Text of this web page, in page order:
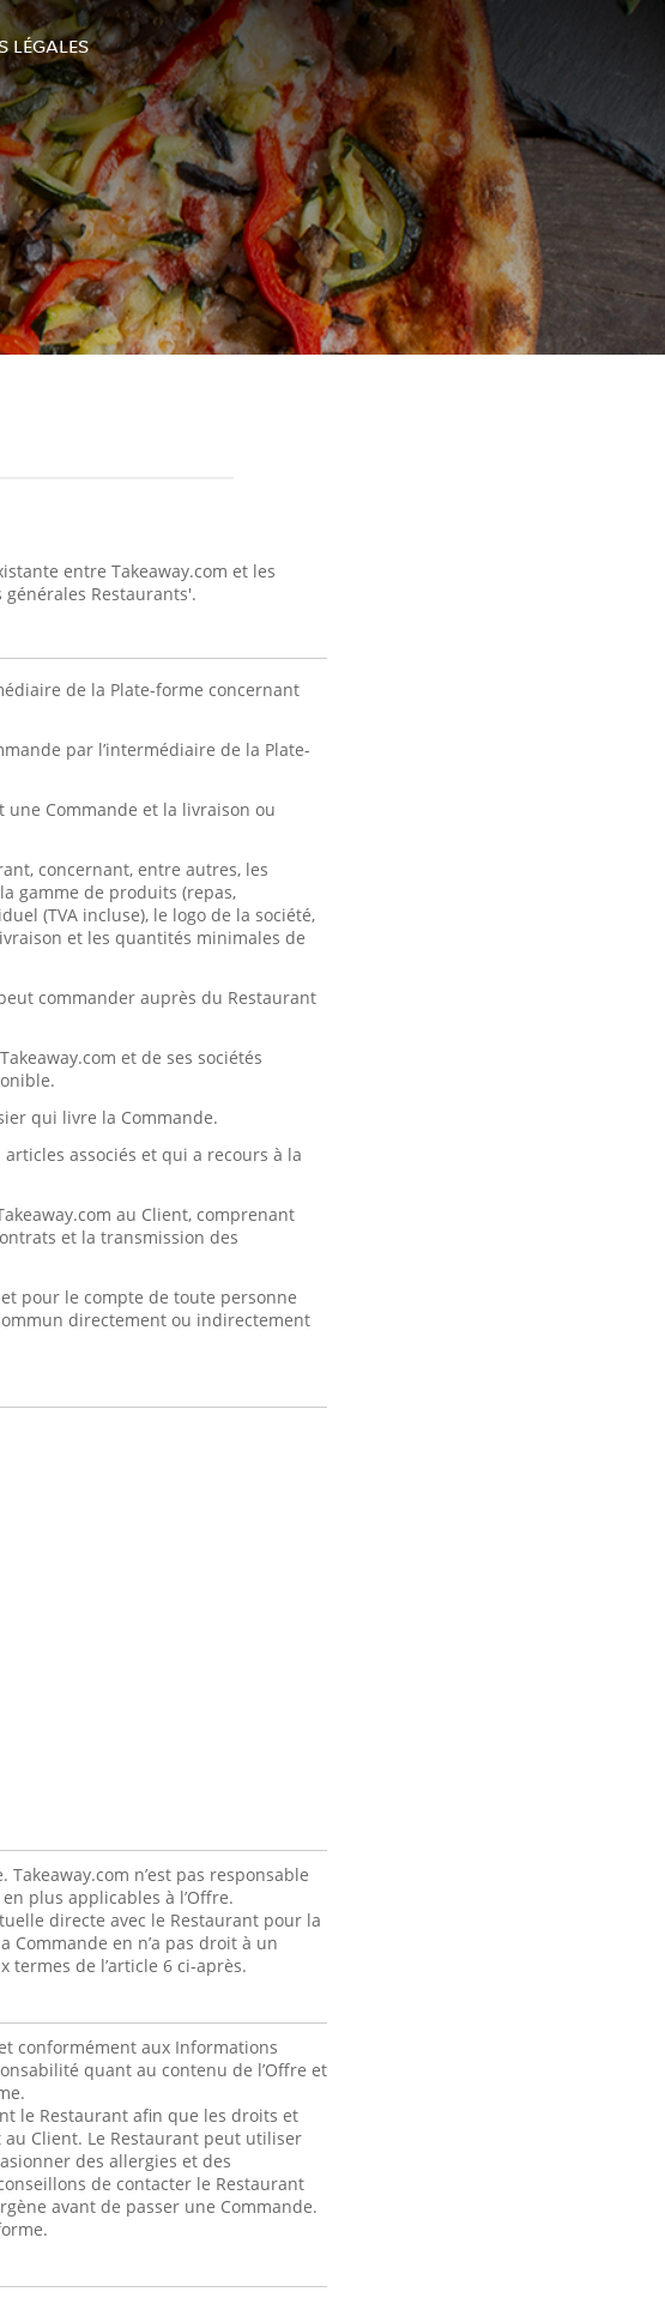
LÉGALES
entre Takeaway.com et les
générales Restaurants'.
de la Plate-forme concernant
par l’intermédiaire de la Plate-
Commande et la livraison ou
concernant, entre autres, les
gamme de produits (repas,
(TVA incluse), le logo de la société,
et les quantités minimales de
commander auprès du Restaurant
et de ses sociétés
qui livre la Commande.
associés et qui a recours à la
au Client, comprenant
et la transmission des
pour le compte de toute personne
directement ou indirectement
n’est pas responsable
plus applicables à l’Offre.
directe avec le Restaurant pour la
Commande en n’a pas droit à un
termes de l’article 6 ci-après.
conformément aux Informations
quant au contenu de l’Offre et
le Restaurant afin que les droits et
Client. Le Restaurant peut utiliser
des allergies et des
de contacter le Restaurant
avant de passer une Commande.